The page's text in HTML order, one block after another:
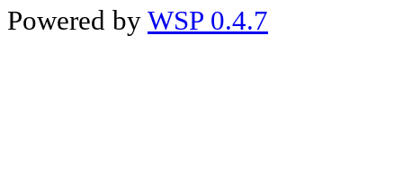
Powered by WSP 0.4.7